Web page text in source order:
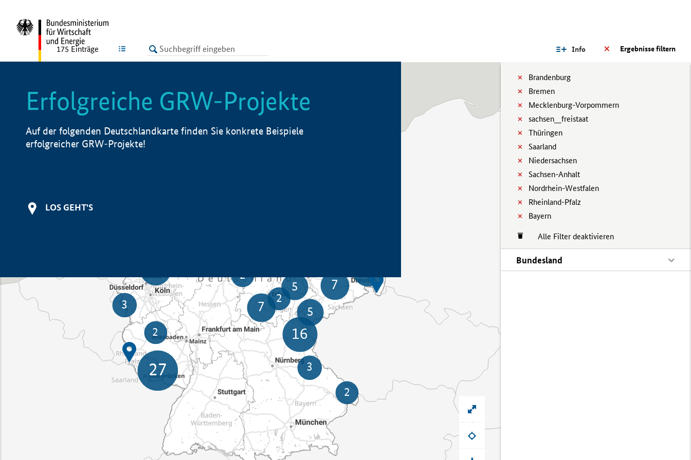
LISTE Ergebnisse filtern
Info
Brandenburg
Bremen
Mecklenburg-Vorpommern
sachsen__freistaat
Thüringen
Saarland
Niedersachsen
Sachsen-Anhalt
Nordrhein-Westfalen
Rheinland-Pfalz
Bayern
Alle Filter deaktivieren
Bundesland
175 Einträge
Erfolgreiche GRW-Projekte
Auf der folgenden Deutschlandkarte finden Sie konkrete Beispiele
erfolgreicher GRW-Projekte!
LOS GEHT'S